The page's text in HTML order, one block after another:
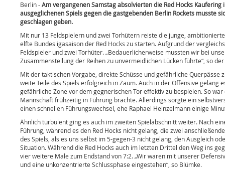
Berlin -Am vergangenen Samstag absolvierten die Red Hocks
ausgeglichenen Spiels gegen die gastgebenden Berlin Rockets musste
geschlagen geben.
Mit nur 13 Feldspielern und zwei Torhütern reiste die junge,
elfte Bundesligasaison der Red Hocks zu starten. Aufgrund der
Feldspieler und zwei Torhüter. „Bedauerlicherweise mussten wir bei
Zusammenstellung der Reihen zu unvermeidlichen Lücken führte“, so
Mit der taktischen Vorgabe, direkte Schüsse und gefährliche
weite Teile des Spiels erfolgreich in Zaum. Auch in der Offensive
gefährliche Zone vor dem gegnerischen Tor effektiv zu bespielen. So
Mannschaft frühzeitig in Führung brachte. Allerdings sorgte ein
einen schnellen Führungswechsel, ehe Raphael Heinzelmann einige
Ähnlich turbulent ging es auch im zweiten Spielabschnitt weiter. Nach
Führung, während es den Red Hocks nicht gelang, die zwei
des Spiels, als es uns selbst im 5-gegen-3 nicht gelang, den Ausgleich
Situation. Während die Red Hocks auch im letzten Drittel den Weg ins
vier weitere Male zum Endstand von 7:2. „Wir waren mit unserer
und eine unkonzentrierte Schlussphase eingestehen“, so Blümke.